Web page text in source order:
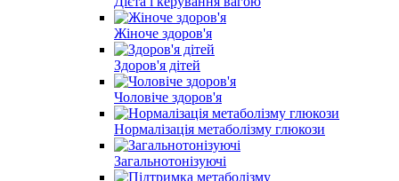
Жіноче здоров'я
Здоров'я дітей
Чоловіче здоров'я
Нормалізація метаболізму глюкози
Загальнотонізуючі